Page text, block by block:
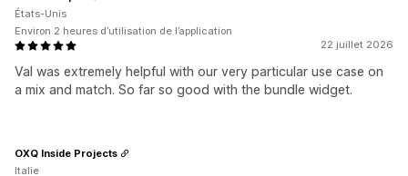
22 juillet 2026
Val was extremely helpful with our very particular use case on
a mix and match. So far so good with the bundle widget.
États-Unis
Environ 2 heures d’utilisation de l’application
OXQ Inside Projects
Italie